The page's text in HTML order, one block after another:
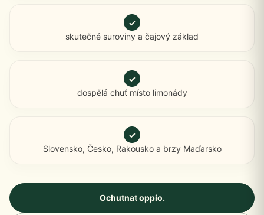
✓
skutečné suroviny a čajový základ
✓
dospělá chuť místo limonády
✓
Slovensko, Česko, Rakousko a brzy Maďarsko
Ochutnat oppio.